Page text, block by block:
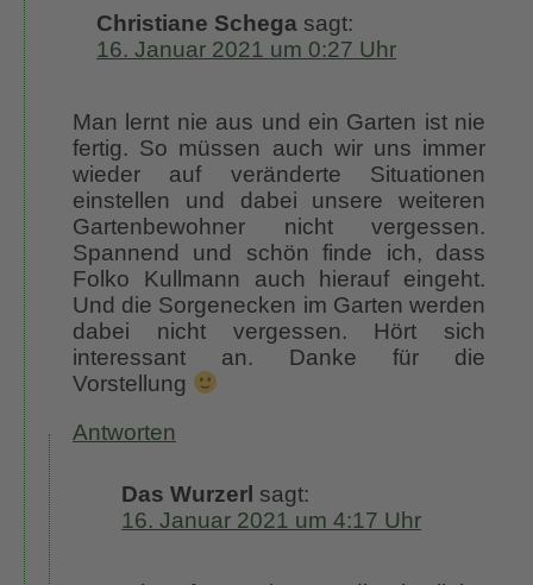
Christiane Schega sagt:
16. Januar 2021 um 0:27 Uhr
Man lernt nie aus und ein Garten ist nie
fertig. So müssen auch wir uns immer
wieder auf veränderte Situationen
einstellen und dabei unsere weiteren
Gartenbewohner nicht vergessen.
Spannend und schön finde ich, dass
Folko Kullmann auch hierauf eingeht.
Und die Sorgenecken im Garten werden
dabei nicht vergessen. Hört sich
interessant an. Danke für die
Vorstellung
Antworten
Das Wurzerl sagt:
16. Januar 2021 um 4:17 Uhr